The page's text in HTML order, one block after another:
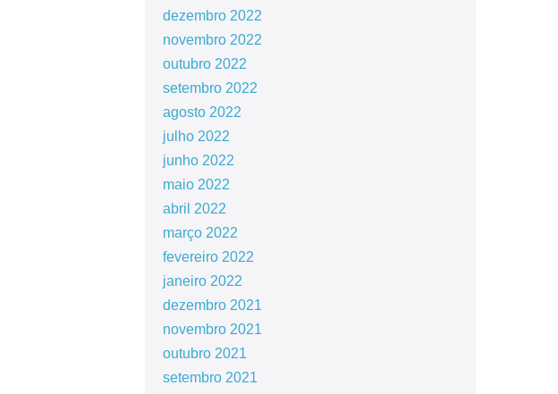
dezembro 2022
novembro 2022
outubro 2022
setembro 2022
agosto 2022
julho 2022
junho 2022
maio 2022
abril 2022
março 2022
fevereiro 2022
janeiro 2022
dezembro 2021
novembro 2021
outubro 2021
setembro 2021